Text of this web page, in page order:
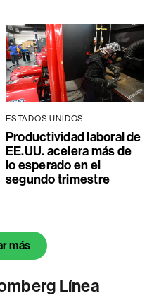
ESTADOS UNIDOS
Productividad laboral de
EE.UU. acelera más de
lo esperado en el
segundo trimestre
más
Línea